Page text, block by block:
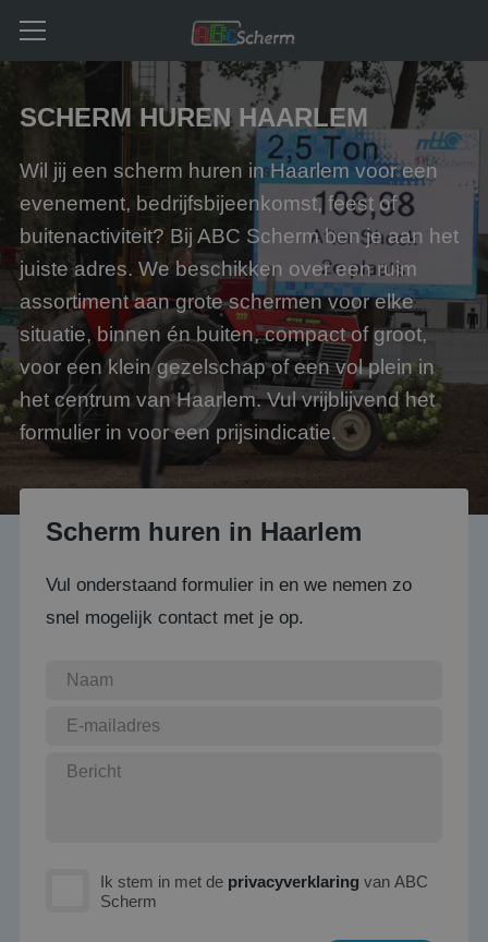
SCHERM HUREN HAARLEM
Wil jij een scherm huren in Haarlem voor een
evenement, bedrijfsbijeenkomst, feest of
buitenactiviteit? Bij ABC Scherm ben je aan het
juiste adres. We beschikken over een ruim
assortiment aan grote schermen voor elke
situatie, binnen én buiten, compact of groot,
voor een klein gezelschap of een vol plein in
het centrum van Haarlem. Vul vrijblijvend het
formulier in voor een prijsindicatie.
Scherm huren in Haarlem
Vul onderstaand formulier in en we nemen zo
snel mogelijk contact met je op.
Ik stem in met de privacyverklaring van ABC
Scherm